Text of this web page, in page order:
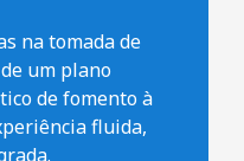
na tomada de
um plano
de fomento à
fluida,